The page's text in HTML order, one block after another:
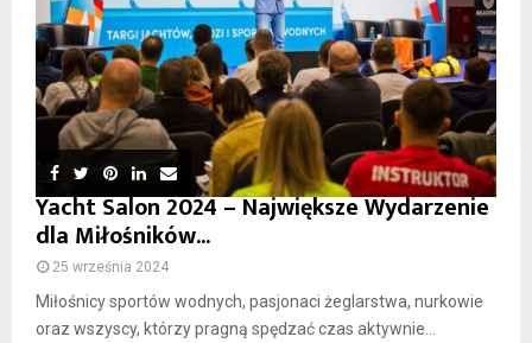
Yacht Salon 2024 – Największe Wydarzenie
dla Miłośników...
25 września 2024
Miłośnicy sportów wodnych, pasjonaci żeglarstwa, nurkowie
oraz wszyscy, którzy pragną spędzać czas aktywnie...